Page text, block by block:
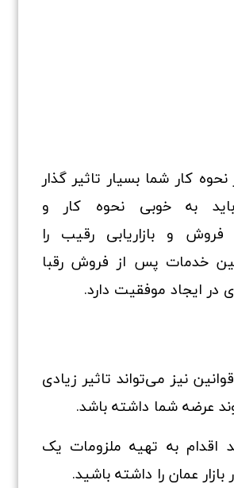
کار شما بسیار تاثیر گذار
به خوبی نحوه کار و
فروش و بازاریابی رقیب را
خدمات پس از فروش رقبا
در ایجاد موفقیت دارد.
نیز می‌تواند تاثیر زیادی
عرضه شما داشته باشد.
اقدام به تهیه ملزومات یک
عمان را داشته باشید.